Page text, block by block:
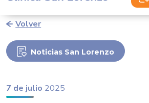
Volver
Noticias San Lorenzo
7 de julio 2025